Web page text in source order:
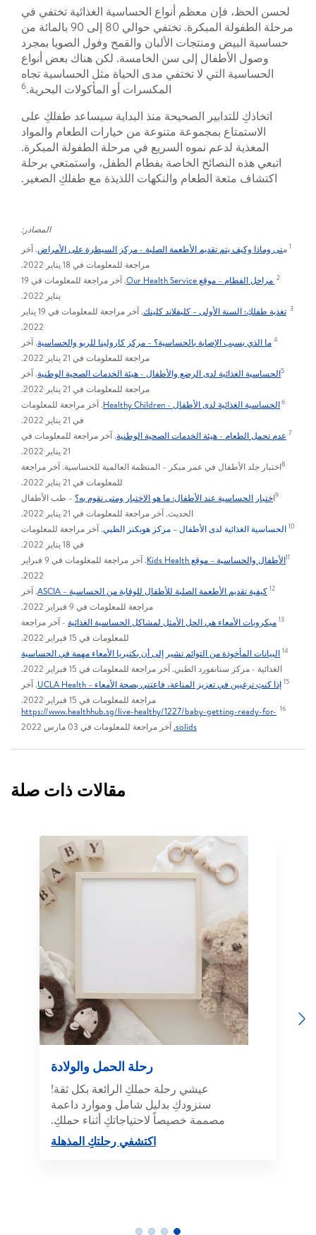
لحسن الحظ، فإن معظم أنواع الحساسية الغذائية تختفي في
مرحلة الطفولة المبكرة. تختفي حوالي 80 إلى 90 بالمائة من
حساسية البيض ومنتجات الألبان والقمح وفول الصويا بمجرد
وصول الأطفال إلى سن الخامسة. لكن هناك بعض أنواع
الحساسية التي لا تختفي مدى الحياة مثل الحساسية تجاه
المكسرات أو المأكولات البحرية.6
اتخاذكِ للتدابير الصحيحة منذ البداية سيساعد طفلكِ على
الاستمتاع بمجموعة متنوعة من خيارات الطعام والمواد
المغذية لدعم نموه السريع في مرحلة الطفولة المبكرة.
اتبعي هذه النصائح الخاصة بفطام الطفل، واستمتعي برحلة
اكتشاف متعة الطعام والنكهات اللذيذة مع طفلكِ الصغير.
المصادر:
1 متى وماذا وكيف يتم تقديم الأطعمة الصلبة - مركز السيطرة على الأمراض. آخر
مراجعة للمعلومات في 18 يناير 2022.
2 مراحل الفطام – موقع Our Health Service
. آخر مراجعة للمعلومات في 19
يناير 2022.
3 تغذية طفلكِ: السنة الأولى – كليفلاند كلينك
. آخر مراجعة للمعلومات في 19 يناير
2022.
4 ما الذي يسبب الإصابة بالحساسية؟ – مركز كارولينا للربو والحساسية. آخر
مراجعة للمعلومات في 21 يناير 2022.
5الحساسية الغذائية لدى الرضع والأطفال - هيئة الخدمات الصحية الوطنية. آخر
مراجعة للمعلومات في 21 يناير 2022.
6الحساسية الغذائية لدى الأطفال - Healthy Children
. آخر مراجعة للمعلومات
في 21 يناير 2022.
7 عدم تحمل الطعام - هيئة الخدمات الصحية الوطنية. آخر مراجعة للمعلومات في
21 يناير 2022.
8اختبار جلد الأطفال في عمر مبكر – المنظمة العالمية للحساسية. آخر مراجعة
للمعلومات في 21 يناير 2022.
9اختبار الحساسية عند الأطفال: ما هو الاختبار ومتى نقوم به؟ – طب الأطفال
الحديث. آخر مراجعة للمعلومات في 21 يناير 2022.
10 الحساسية الغذائية لدى الأطفال – مركز هوبكنز الطبي. آخر مراجعة للمعلومات
في 18 يناير 2022.
11الأطفال والحساسية – موقع Kids Health
. آخر مراجعة للمعلومات في 9 فبراير
2022.
12 كيفية تقديم الأطعمة الصلبة للأطفال للوقاية من الحساسية – ASCIA
. آخر
مراجعة للمعلومات في 9 فبراير 2022.
13 ميكروبات الأمعاء هي الحل الأمثل لمشاكل الحساسية الغذائية - آخر مراجعة
للمعلومات في 15 فبراير 2022.
14 البيانات المأخوذة من التوائم تشير إلى أن بكتيريا الأمعاء مهمة في الحساسية
الغذائية - مركز ستانفورد الطبي. آخر مراجعة للمعلومات في 15 فبراير 2022.
15 إذا كنتِ ترغبين في تعزيز المناعة، فاعتني بصحة الأمعاء – UCLA Health
. آخر
مراجعة للمعلومات في 15 فبراير 2022.
16
https://www.healthhub.sg/live-healthy/1227/baby-getting-ready-for-
solids. آخر مراجعة للمعلومات في 03 مارس 2022
مقالات ذات صلة
Previous
رحلة الحمل والولادة
عيشي رحلة حملكِ الرائعة بكل ثقة!
سنزودكِ بدليل شامل وموارد داعمة
مصممة خصيصاً لاحتياجاتكِ أثناء حملكِ.
اكتشفي رحلتكِ المذهلة